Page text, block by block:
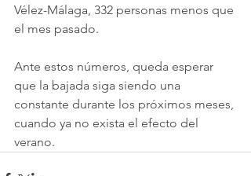
Vélez-Málaga, 332 personas menos que
el mes pasado.
Ante estos números, queda esperar
que la bajada siga siendo una
constante durante los próximos meses,
cuando ya no exista el efecto del
verano.